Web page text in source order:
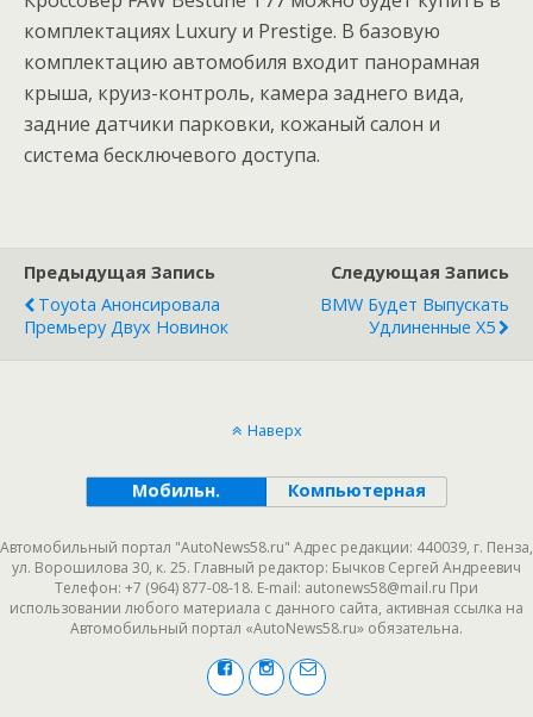
комплектациях Luxury и Prestige. В базовую
комплектацию автомобиля входит панорамная
крыша, круиз-контроль, камера заднего вида,
задние датчики парковки, кожаный салон и
система бесключевого доступа.
Предыдущая Запись
Toyota Анонсировала
Премьеру Двух Новинок
Следующая Запись
BMW Будет Выпускать
Удлиненные X5
Наверх
Мобильн. Компьютерная
Автомобильный портал "AutoNews58.ru" Адрес редакции: 440039, г. Пенза,
ул. Ворошилова 30, к. 25. Главный редактор: Бычков Сергей Андреевич
Телефон: +7 (964) 877-08-18. E-mail: autonews58@mail.ru При
использовании любого материала с данного сайта, активная ссылка на
Автомобильный портал «AutoNews58.ru» обязательна.